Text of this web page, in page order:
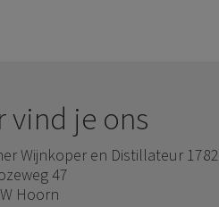
vind je ons
Wijnkoper en Distillateur 1782
47
Hoorn